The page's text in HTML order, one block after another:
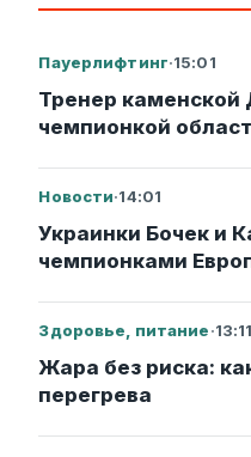
Пауерлифтинг·15:01
Тренер
чемпионкой
Новости·14:01
Украинки Бочек и
чемпионками
Здоровье, питание·13:11
Жара без риска:
перегрева